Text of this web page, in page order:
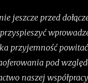
jeszcze przed
przyjemność
pod
naszej